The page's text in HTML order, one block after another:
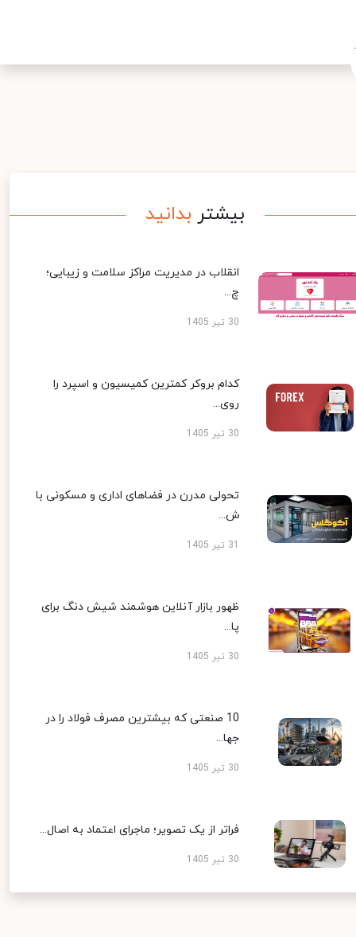
بیشتر بدانید
انقلاب در مدیریت مراکز سلامت و زیبایی؛
چ...
30 تیر 1405
کدام بروکر کمترین کمیسیون و اسپرد را
روی...
30 تیر 1405
تحولی مدرن در فضاهای اداری و مسکونی با
ش...
ظهور بازار آنلاین هوشمند شیش دنگ برای
پا...
30 تیر 1405
10 صنعتی که بیشترین مصرف فولاد را در
جها...
30 تیر 1405
فراتر از یک تصویر؛ ماجرای اعتماد به اصال...
30 تیر 1405